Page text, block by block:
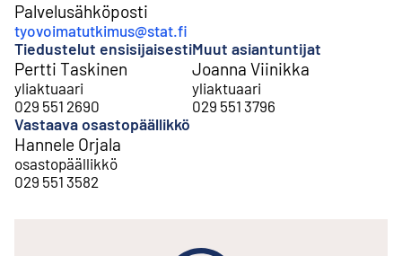
Palvelusähköposti
tyovoimatutkimus@stat.fi
Tiedustelut ensisijaisesti
Pertti Taskinen
yliaktuaari
029 551 2690
Muut asiantuntijat
Joanna Viinikka
yliaktuaari
029 551 3796
Vastaava osastopäällikkö
Hannele Orjala
osastopäällikkö
029 551 3582